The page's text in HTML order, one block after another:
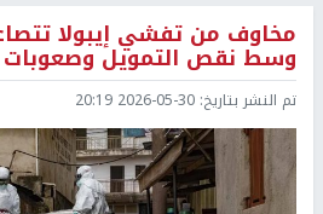
مخاوف من تفشي إيبولا
وسط نقص التمويل وصعوبات
تم النشر بتاريخ: 2026-05-30 20:19